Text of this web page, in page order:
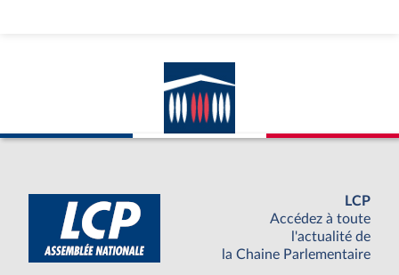
LCP
Accédez à toute
l'actualité de
la Chaine Parlementaire